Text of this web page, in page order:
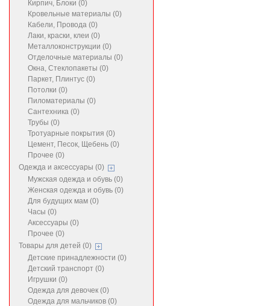
Кирпич, Блоки (0)
Кровельные материалы (0)
Кабели, Провода (0)
Лаки, краски, клеи (0)
Металлоконструкции (0)
Отделочные материалы (0)
Окна, Стеклопакеты (0)
Паркет, Плинтус (0)
Потолки (0)
Пиломатериалы (0)
Сантехника (0)
Трубы (0)
Тротуарные покрытия (0)
Цемент, Песок, Щебень (0)
Прочее (0)
Одежда и аксессуары (0)
Мужская одежда и обувь (0)
Женская одежда и обувь (0)
Для будущих мам (0)
Часы (0)
Аксессуары (0)
Прочее (0)
Товары для детей (0)
Детские принадлежности (0)
Детский транспорт (0)
Игрушки (0)
Одежда для девочек (0)
Одежда для мальчиков (0)